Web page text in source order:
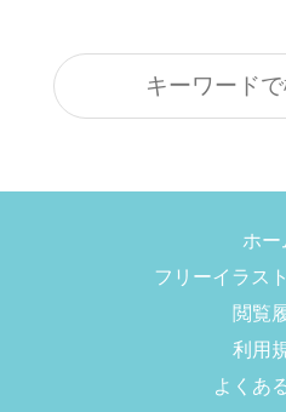
ホー
フリーイラス
閲覧
利用
よくあ